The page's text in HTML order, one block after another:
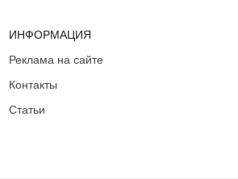
ИНФОРМАЦИЯ
Реклама на сайте
Контакты
Статьи